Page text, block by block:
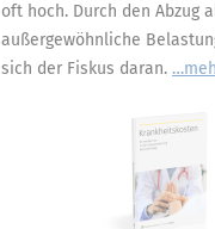
oft hoch. Durch den Abzug
außergewöhnliche
sich der Fiskus daran.